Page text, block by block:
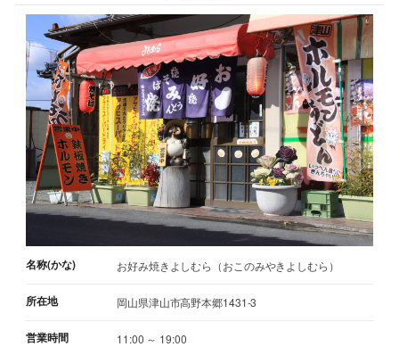
名称(かな) お好み焼きよしむら（おこのみやきよしむら）
所在地 岡山県津山市高野本郷1431-3
営業時間
11:00 ～ 19:00